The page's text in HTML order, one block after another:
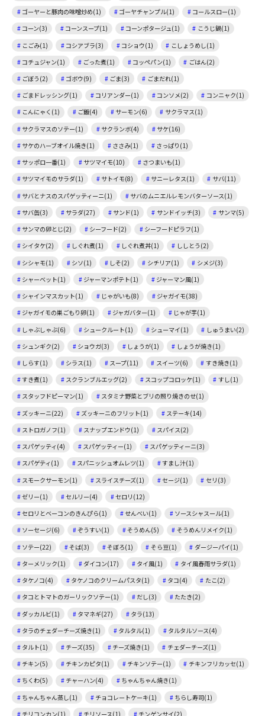
ゴーヤーと豚肉の味噌炒め(1)
ゴーヤチャンプル(1)
コールスロー(1)
コーン(3)
コーンスープ(1) コーンポタージュ(1)
こうじ鍋(1)
こごみ(1)
コシアブラ(3) コショウ(1)
こしょうめし(1)
コチュジャン(1)
ごった煮(1) コッペパン(1)
ごはん(2)
ごぼう(2)
ゴボウ(9) ごま(3)
ごまだれ(1)
ごまドレッシング(1)
コリアンダー(1) コンソメ(2)
コンニャク(1)
こんにゃく(1)
ご飯(4) サーモン(6)
サクラマス(1)
サクラマスのソテー(1)
サクランボ(4)
サケ(16)
サケのハーブオイル焼き(1)
ささみ(1)
さっぱり(1)
サッポロ一番(1)
サツマイモ(10)
さつまいも(1)
サツマイモのサラダ(1)
サトイモ(8) サニーレタス(1)
サバ(11)
サバとナスのスパゲッティーニ(1)
サバのムニエルレモンバターソース(1)
サバ缶(3)
サラダ(27) サンド(1) サンドイッチ(3)
サンマ(5)
サンマの卵とじ(2)
シーフード(2)
シーフードピラフ(1)
シイタケ(2)
しぐれ煮(1) しぐれ煮丼(1)
ししとう(2)
シシャモ(1)
シソ(1) しそ(2) シチリア(1)
シメジ(3)
シャーベット(1)
ジャーマンポテト(1)
ジャーマン風(1)
シャインマスカット(1)
じゃがいも(8)
ジャガイモ(38)
ジャガイモの巣ごもり卵(1)
ジャガバター(1)
じゃが芋(1)
しゃぶしゃぶ(6)
シュークルート(1) シューマイ(1)
しゅうまい(2)
シュンギク(2)
ショウガ(3) しょうが(1)
しょうが焼き(1)
しらす(1)
シラス(1) スープ(11) スイーツ(6)
すき焼き(1)
すき煮(1)
スクランブルエッグ(2) スコップコロッケ(1)
すし(1)
スタッフドピーマン(1)
スタミナ野菜とブリの照り焼きのせ(1)
ズッキーニ(22)
ズッキーニのフリット(1)
ステーキ(14)
ストロガノフ(1)
スナップエンドウ(1)
スパイス(2)
スパゲッティ(4)
スパゲッティー(1)
スパゲッティーニ(3)
スパゲティ(1)
スパニッシュオムレツ(1)
すまし汁(1)
スモークサーモン(1)
スライスチーズ(1) セージ(1)
セリ(3)
ゼリー(1)
セルリー(4)
セロリ(12)
セロリとベーコンのきんぴら(1)
せんべい(1)
ソースシャスール(1)
ソーセージ(6)
ぞうすい(1) そうめん(5)
そうめんリメイク(1)
ソテー(22)
そば(3) そぼろ(1) そら豆(1)
ダージーパイ(1)
ターメリック(1)
ダイコン(17) タイ風(1)
タイ風春雨サラダ(1)
タケノコ(4)
タケノコのクリームパスタ(1) タコ(4)
たこ(2)
タコとトマトのガーリックソテー(1)
だし(3)
たたき(2)
ダッカルビ(1)
タマネギ(27)
タラ(13)
タラのチェダーチーズ焼き(1)
タルタル(1)
タルタルソース(4)
タルト(1)
チーズ(35) チーズ焼き(1)
チェダーチーズ(1)
チキン(5)
チキンカピタ(1) チキンソテー(1)
チキンフリカッセ(1)
ちくわ(5)
チャーハン(4)
ちゃんちゃん焼き(1)
ちゃんちゃん蒸し(1)
チョコレートケーキ(1)
ちらし寿司(1)
チリコンカン(1)
チリソース(1) チンゲンサイ(2)